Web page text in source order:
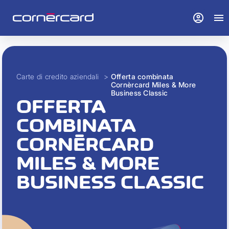
Carte di credito aziendali > Offerta combinata
Cornèrcard Miles & More
Business Classic
OFFERTA
COMBINATA
CORNÈRCARD
MILES & MORE
BUSINESS CLASSIC
account_circle menu